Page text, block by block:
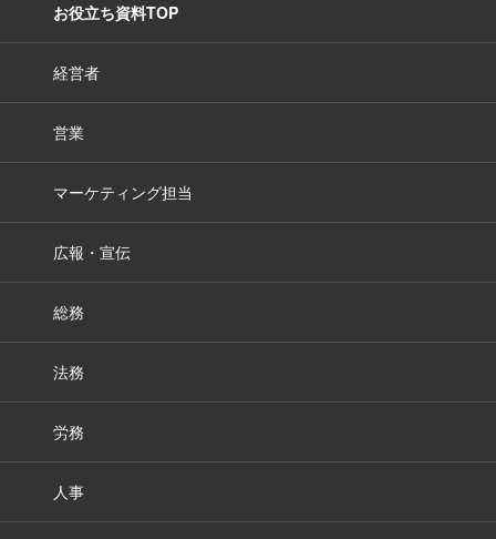
お役立ち資料TOP
経営者
営業
マーケティング担当
広報・宣伝
総務
法務
労務
人事